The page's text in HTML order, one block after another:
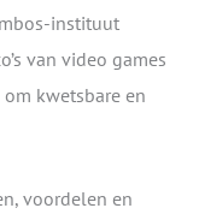
instituut
van video games
kwetsbare en
voordelen en